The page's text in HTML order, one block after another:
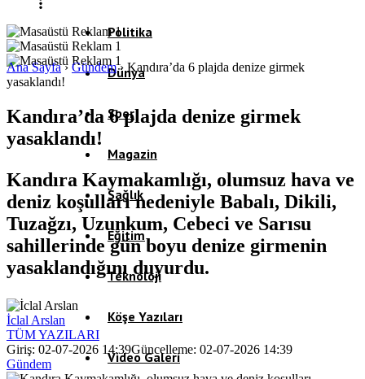
Politika
Dünya
Spor
Magazin
Sağlık
Eğitim
Teknoloji
Köşe Yazıları
Video Galeri
Ana Sayfa› Gündem› Kandıra’da 6 plajda denize girmek
yasaklandı!
Kandıra’da 6 plajda denize girmek
yasaklandı!
Kandıra Kaymakamlığı, olumsuz hava ve
deniz koşulları nedeniyle Babalı, Dikili,
Tuzağzı, Uzunkum, Cebeci ve Sarısu
sahillerinde gün boyu denize girmenin
yasaklandığını duyurdu.
İclal Arslan
TÜM YAZILARI
Giriş: 02-07-2026 14:39Güncelleme: 02-07-2026 14:39
Gündem